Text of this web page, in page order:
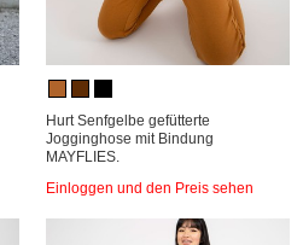
Hurt Senfgelbe gefütterte
Jogginghose mit Bindung
MAYFLIES.
Einloggen und den Preis sehen